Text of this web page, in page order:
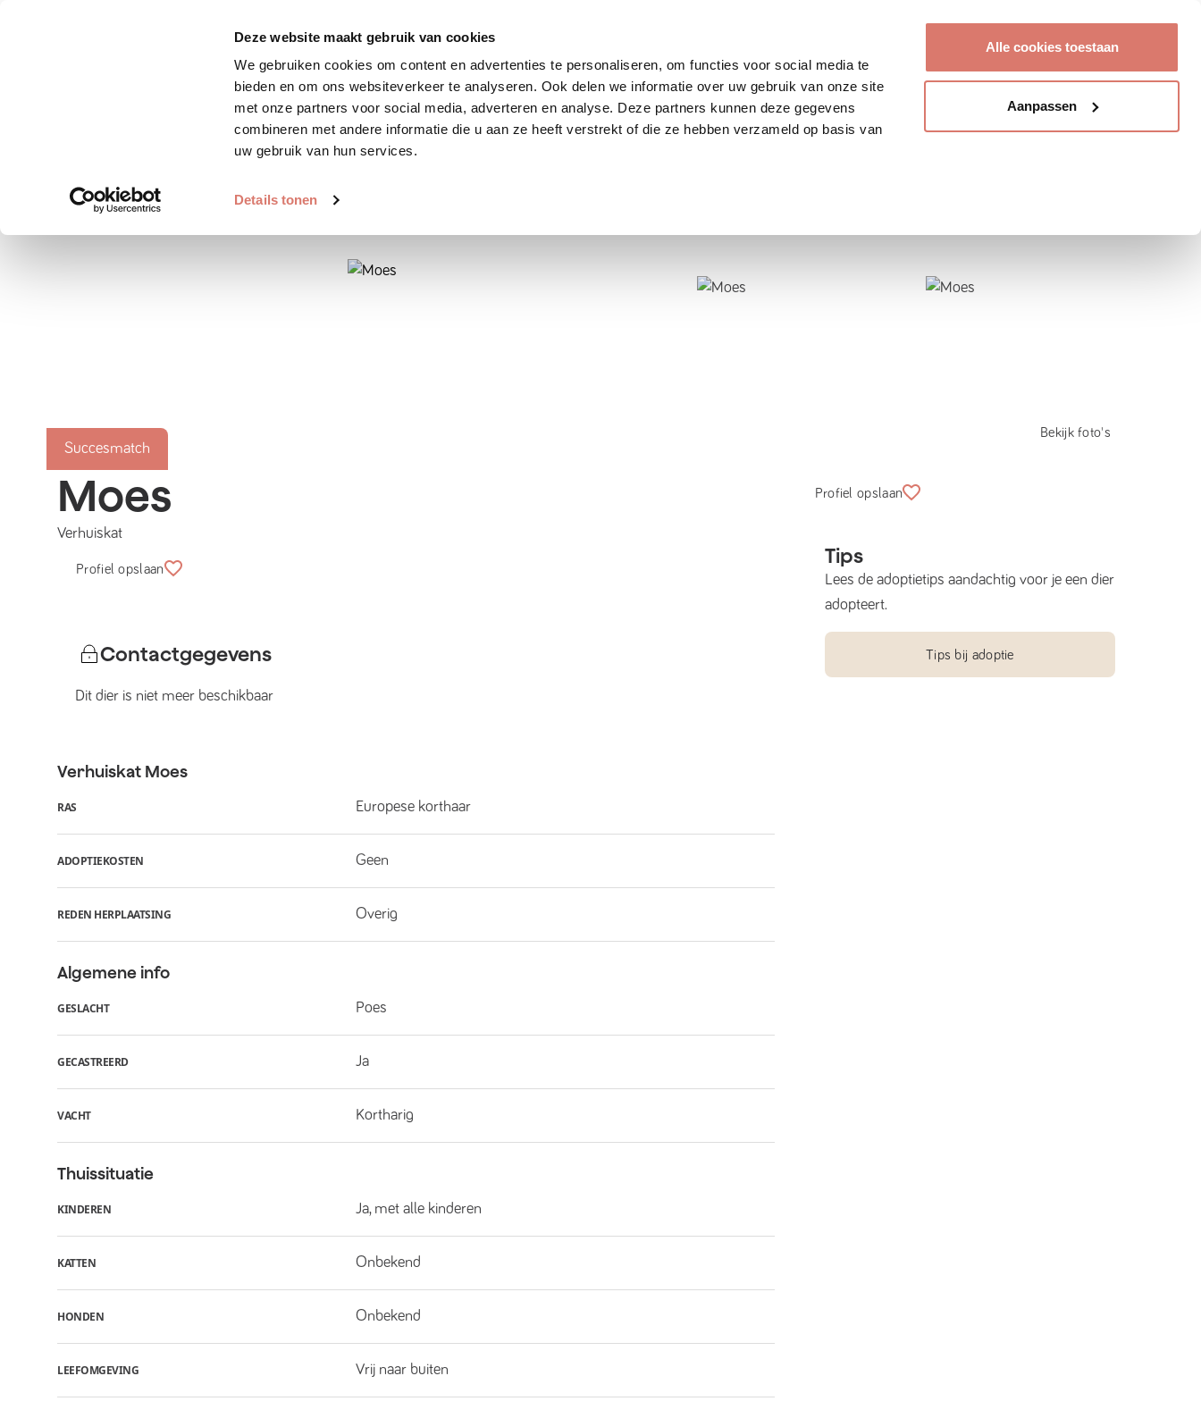
Deze website maakt gebruik van cookies
We gebruiken cookies om content en advertenties te personaliseren, om functies voor social media te
bieden en om ons websiteverkeer te analyseren. Ook delen we informatie over uw gebruik van onze site
met onze partners voor social media, adverteren en analyse. Deze partners kunnen deze gegevens
combineren met andere informatie die u aan ze heeft verstrekt of die ze hebben verzameld op basis van
uw gebruik van hun services.
Details tonen
Alle cookies toestaan
Aanpassen
Zoek huisdier Plaats huisdier Hoe werkt het?
Succesmatch
Bekijk foto's
Moes
Verhuiskat
Profiel opslaan
Contactgegevens
Dit dier is niet meer beschikbaar
Verhuiskat Moes
RAS Europese korthaar
ADOPTIEKOSTEN Geen
REDEN HERPLAATSING Overig
Algemene info
GESLACHT Poes
GECASTREERD Ja
VACHT Kortharig
Thuissituatie
KINDEREN Ja, met alle kinderen
KATTEN Onbekend
HONDEN Onbekend
LEEFOMGEVING Vrij naar buiten
Profiel opslaan
Tips
Lees de adoptietips aandachtig voor je een dier
adopteert.
Tips bij adoptie